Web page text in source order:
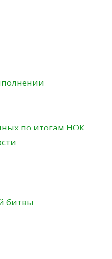
по итогам НОК
битвы